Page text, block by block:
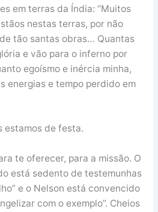
em terras da Índia: “Muitos
nestas terras, por não
tão santas obras… Quantas
e vão para o inferno por
egoísmo e inércia minha,
energias e tempo perdido em
estamos de festa.
te oferecer, para a missão. O
está sedento de testemunhas
e o Nelson está convencido
com o exemplo”. Cheios